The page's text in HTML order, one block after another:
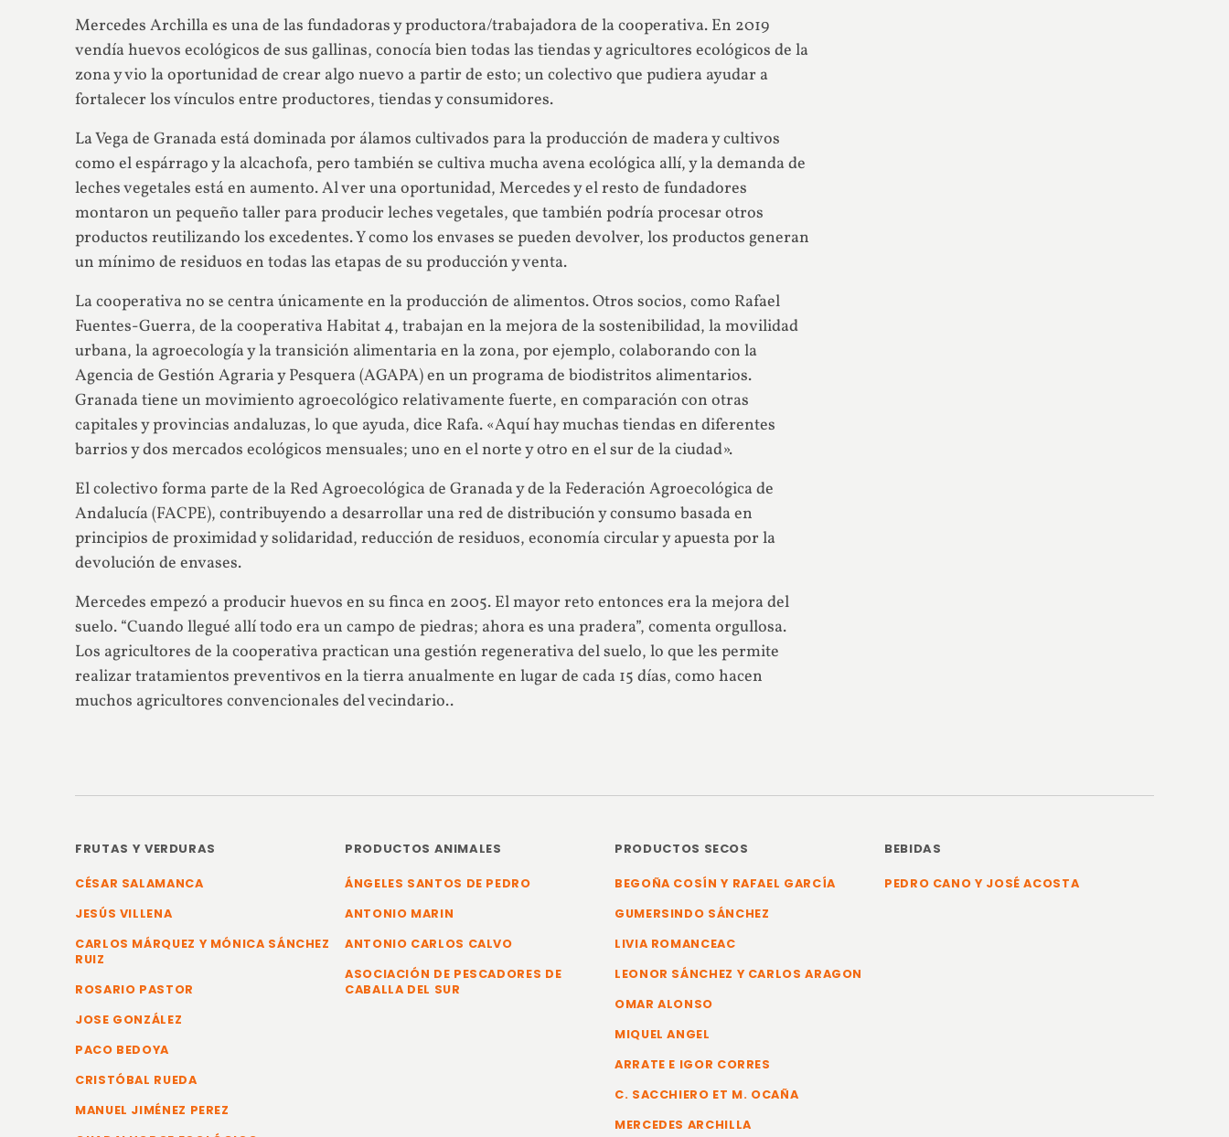
Mercedes Archilla es una de las fundadoras y productora/trabajadora de la cooperativa. En 2019
vendía huevos ecológicos de sus gallinas, conocía bien todas las tiendas y agricultores ecológicos de la
zona y vio la oportunidad de crear algo nuevo a partir de esto; un colectivo que pudiera ayudar a
fortalecer los vínculos entre productores, tiendas y consumidores.
La Vega de Granada está dominada por álamos cultivados para la producción de madera y cultivos
como el espárrago y la alcachofa, pero también se cultiva mucha avena ecológica allí, y la demanda de
leches vegetales está en aumento. Al ver una oportunidad, Mercedes y el resto de fundadores
montaron un pequeño taller para producir leches vegetales, que también podría procesar otros
productos reutilizando los excedentes. Y como los envases se pueden devolver, los productos generan
un mínimo de residuos en todas las etapas de su producción y venta.
La cooperativa no se centra únicamente en la producción de alimentos. Otros socios, como Rafael
Fuentes-Guerra, de la cooperativa Habitat 4, trabajan en la mejora de la sostenibilidad, la movilidad
urbana, la agroecología y la transición alimentaria en la zona, por ejemplo, colaborando con la
Agencia de Gestión Agraria y Pesquera (AGAPA) en un programa de biodistritos alimentarios.
Granada tiene un movimiento agroecológico relativamente fuerte, en comparación con otras
capitales y provincias andaluzas, lo que ayuda, dice Rafa. «Aquí hay muchas tiendas en diferentes
barrios y dos mercados ecológicos mensuales; uno en el norte y otro en el sur de la ciudad».
El colectivo forma parte de la Red Agroecológica de Granada y de la Federación Agroecológica de
Andalucía (FACPE), contribuyendo a desarrollar una red de distribución y consumo basada en
principios de proximidad y solidaridad, reducción de residuos, economía circular y apuesta por la
devolución de envases.
Mercedes empezó a producir huevos en su finca en 2005. El mayor reto entonces era la mejora del
suelo. “Cuando llegué allí todo era un campo de piedras; ahora es una pradera”, comenta orgullosa.
Los agricultores de la cooperativa practican una gestión regenerativa del suelo, lo que les permite
realizar tratamientos preventivos en la tierra anualmente en lugar de cada 15 días, como hacen
muchos agricultores convencionales del vecindario..
FRUTAS Y VERDURAS
CÉSAR SALAMANCA
JESÚS VILLENA
CARLOS MÁRQUEZ Y MÓNICA SÁNCHEZ
RUIZ
ROSARIO PASTOR
JOSE GONZÁLEZ
PACO BEDOYA
CRISTÓBAL RUEDA
MANUEL JIMÉNEZ PEREZ
PRODUCTOS ANIMALES
ÁNGELES SANTOS DE PEDRO
ANTONIO MARIN
ANTONIO CARLOS CALVO
ASOCIACIÓN DE PESCADORES DE
CABALLA DEL SUR
PRODUCTOS SECOS
BEGOÑA COSÍN Y RAFAEL GARCÍA
GUMERSINDO SÁNCHEZ
LIVIA ROMANCEAC
LEONOR SÁNCHEZ Y CARLOS ARAGON
OMAR ALONSO
MIQUEL ANGEL
ARRATE E IGOR CORRES
C. SACCHIERO ET M. OCAÑA
MERCEDES ARCHILLA
BEBIDAS
PEDRO CANO Y JOSÉ ACOSTA